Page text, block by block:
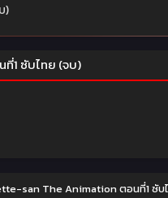
)
1 ซับไทย (จบ)
san The Animation ตอนที่1 ซับ